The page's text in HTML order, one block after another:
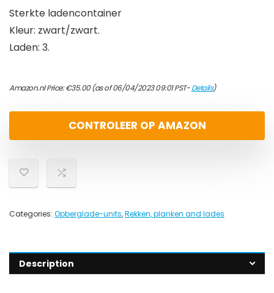
Sterkte ladencontainer
Kleur: zwart/zwart.
Laden: 3.
Amazon.nl Price:€35.00(as of 06/04/2023 09:01 PST-Details)
CONTROLEER OP AMAZON
Categories: Opberglade-units,Rekken, planken and lades
Description